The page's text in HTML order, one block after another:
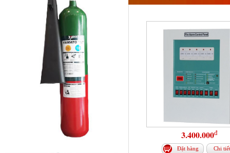
3.400.000đ
Đặt hàng Chi tiết